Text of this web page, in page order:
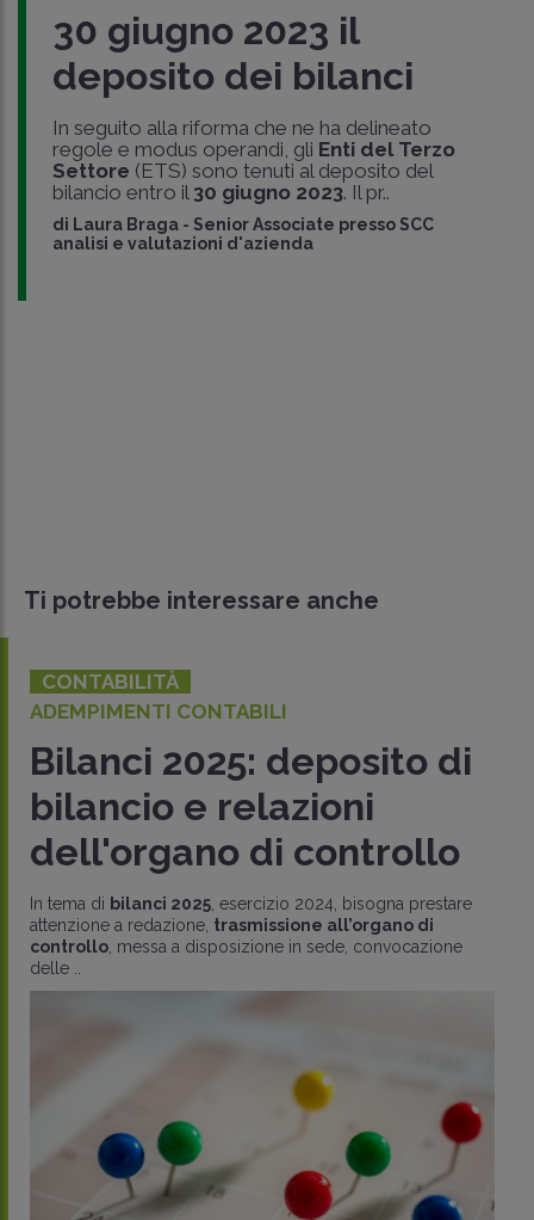
30 giugno 2023 il
deposito dei bilanci
In seguito alla riforma che ne ha delineato
regole e modus operandi, gli Enti del Terzo
Settore (ETS) sono tenuti al deposito del
bilancio entro il 30 giugno 2023. Il pr..
di Laura Braga - Senior Associate presso SCC
analisi e valutazioni d'azienda
Ti potrebbe interessare anche
CONTABILITÀ
ADEMPIMENTI CONTABILI
Bilanci 2025: deposito di
bilancio e relazioni
dell'organo di controllo
In tema di bilanci 2025 , esercizio 2024, bisogna prestare
attenzione a redazione, trasmissione all’organo di
controllo , messa a disposizione in sede, convocazione
delle ..